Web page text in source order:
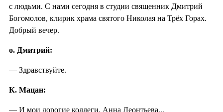
с людьми. С нами сегодня в студии священник Дмитрий
Богомолов, клирик храма святого Николая на Трёх Горах.
Добрый вечер.
о. Дмитрий:
— Здравствуйте.
К. Мацан:
— И мои дорогие коллеги, Анна Леонтьева...